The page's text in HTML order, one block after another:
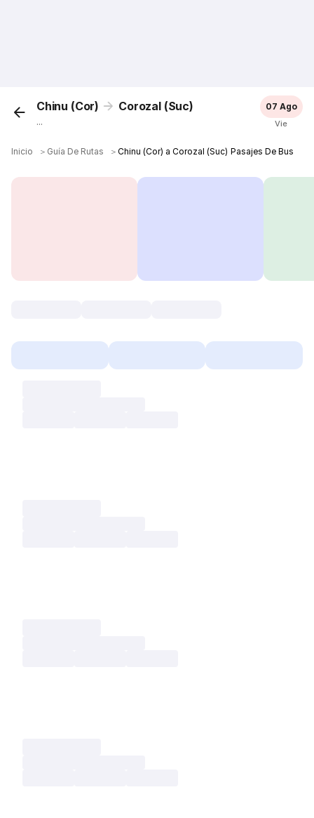
Chinu (Cor) Corozal (Suc)
...
07 Ago
Vie
Inicio ＞ Guía De Rutas ＞Chinu (Cor) a Corozal (Suc) Pasajes De Bus